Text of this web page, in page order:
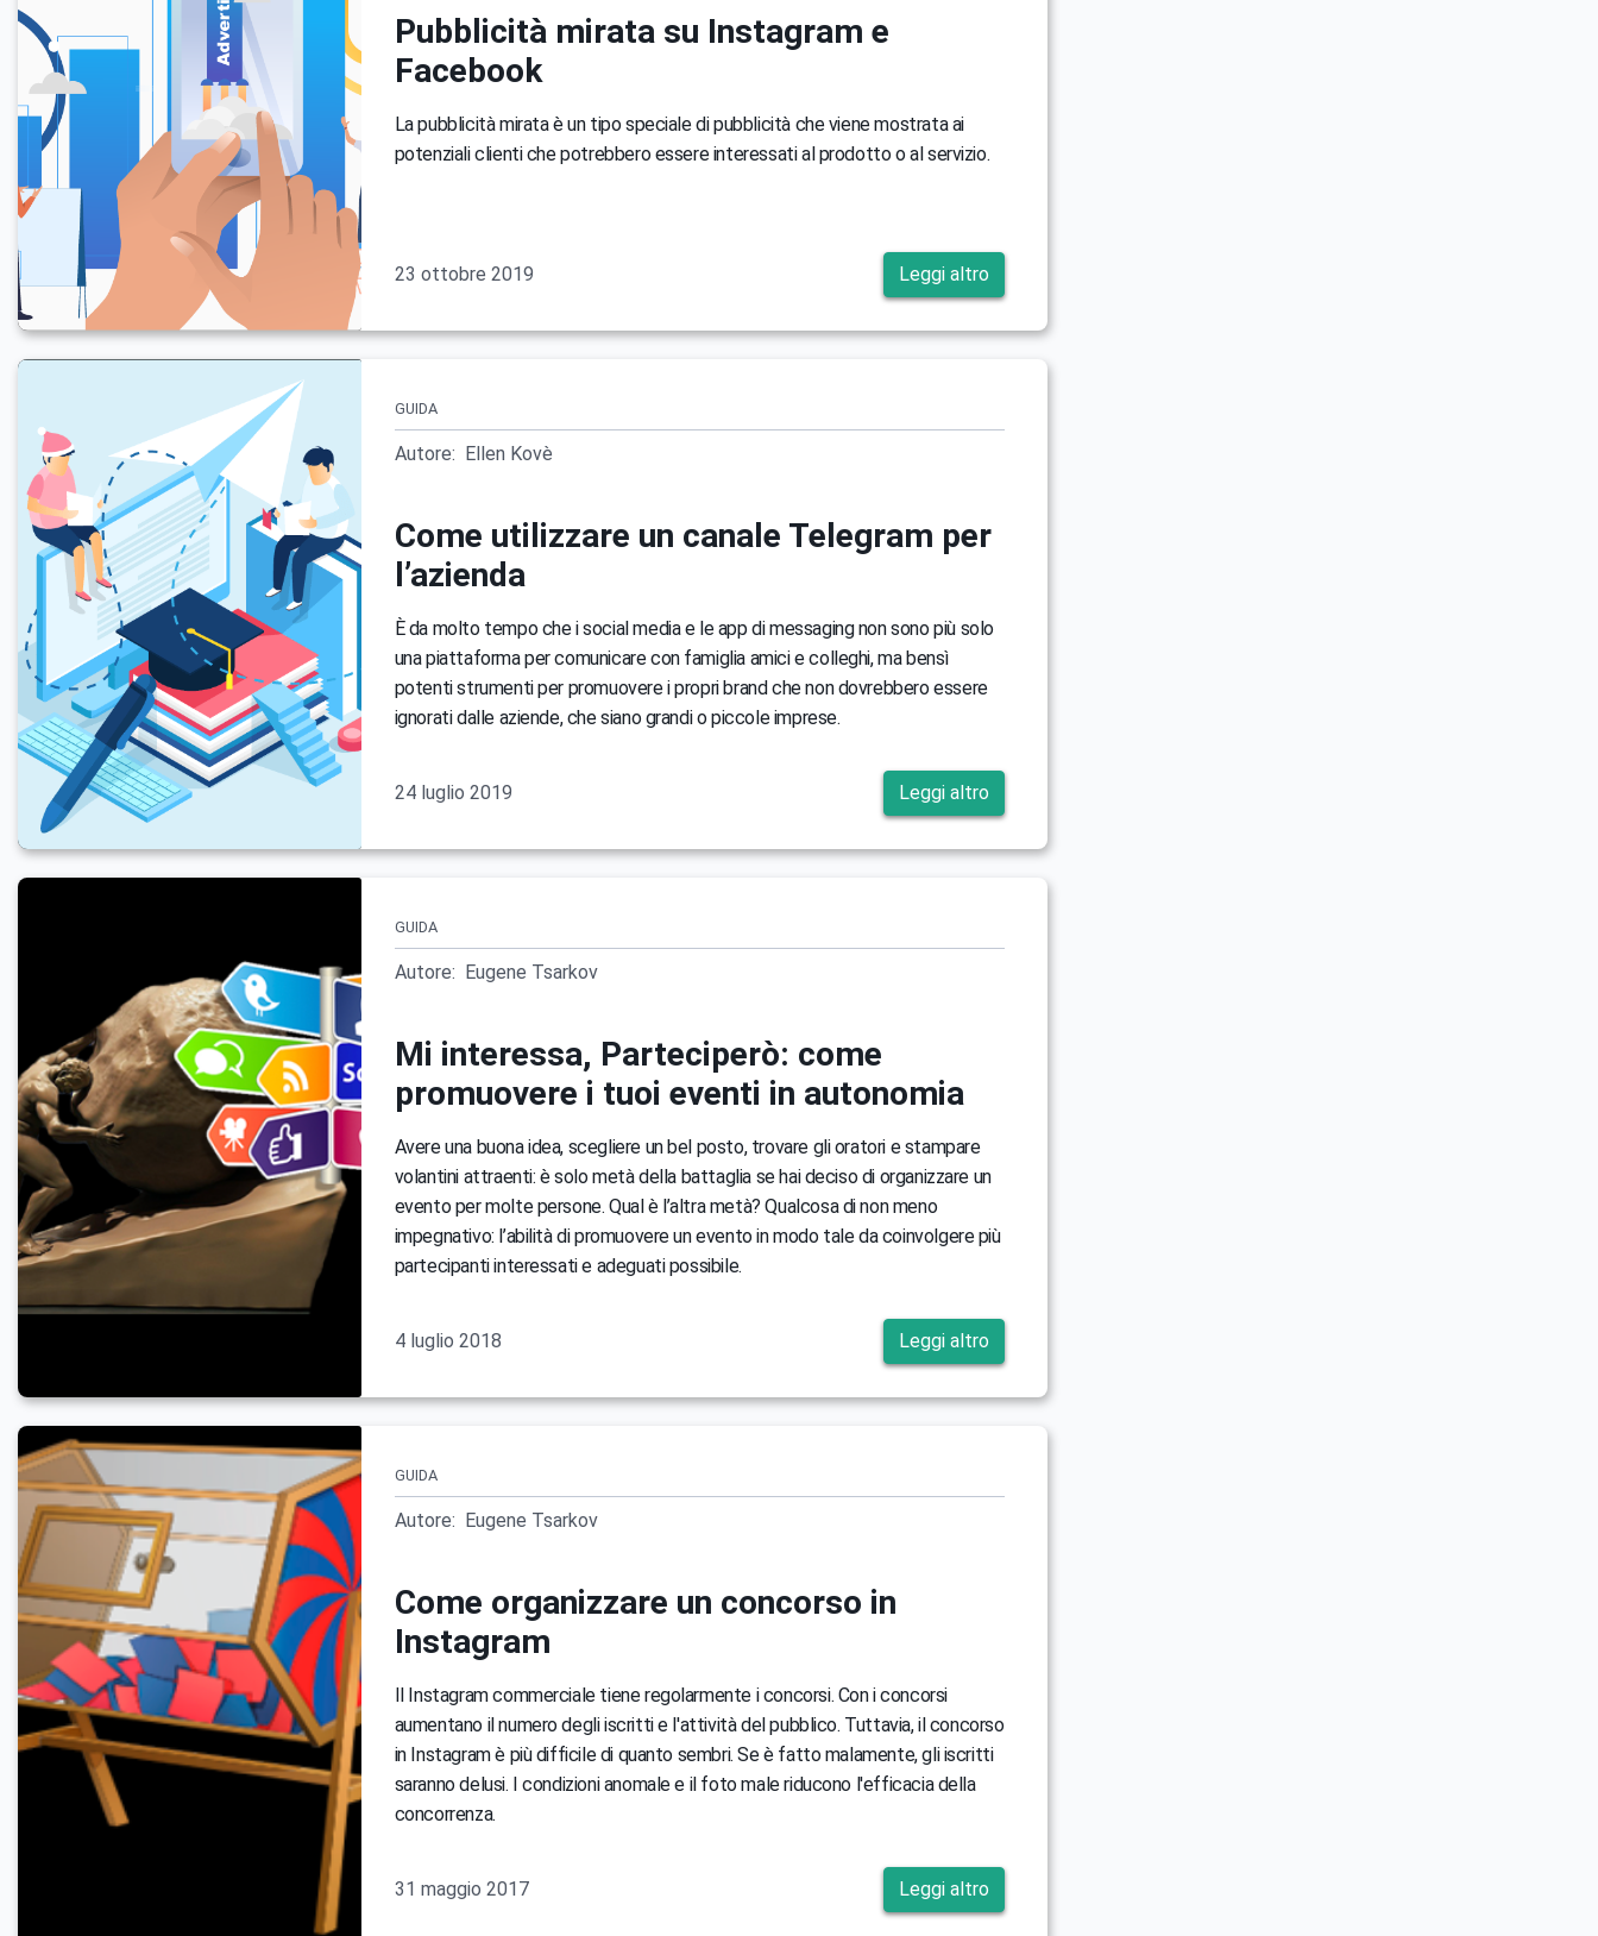
Pubblicità mirata su Instagram e
Facebook
La pubblicità mirata è un tipo speciale di pubblicità che viene mostrata ai
potenziali clienti che potrebbero essere interessati al prodotto o al servizio.
23 ottobre 2019 Leggi altro
GUIDA
Autore: Ellen Kovè
Come utilizzare un canale Telegram per
l’azienda
È da molto tempo che i social media e le app di messaging non sono più solo
una piattaforma per comunicare con famiglia amici e colleghi, ma bensì
potenti strumenti per promuovere i propri brand che non dovrebbero essere
ignorati dalle aziende, che siano grandi o piccole imprese.
24 luglio 2019 Leggi altro
GUIDA
Autore: Eugene Tsarkov
Mi interessa, Parteciperò: come
promuovere i tuoi eventi in autonomia
Avere una buona idea, scegliere un bel posto, trovare gli oratori e stampare
volantini attraenti: è solo metà della battaglia se hai deciso di organizzare un
evento per molte persone. Qual è l’altra metà? Qualcosa di non meno
impegnativo: l’abilità di promuovere un evento in modo tale da coinvolgere più
partecipanti interessati e adeguati possibile.
4 luglio 2018 Leggi altro
GUIDA
Autore: Eugene Tsarkov
Come organizzare un concorso in
Instagram
Il Instagram commerciale tiene regolarmente i concorsi. Con i concorsi
aumentano il numero degli iscritti e l'attività del pubblico. Tuttavia, il concorso
in Instagram è più difficile di quanto sembri. Se è fatto malamente, gli iscritti
saranno delusi. I condizioni anomale e il foto male riducono l'efficacia della
concorrenza.
31 maggio 2017 Leggi altro